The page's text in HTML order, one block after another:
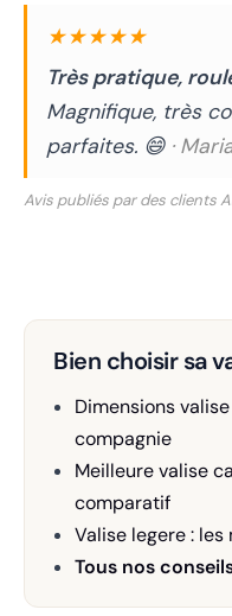
★★★★★
Très pratique,
Magnifique, très
parfaites. 😄 ·
Avis publiés par des clients
Bien choisir sa
Dimensions
compagnie
Meilleure valise
comparatif
Valise legere :
Tous nos